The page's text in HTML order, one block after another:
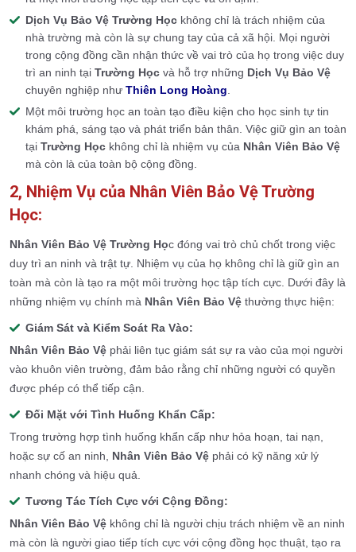
Dịch Vụ Bảo Vệ Trường Học không chỉ là trách nhiệm của
nhà trường mà còn là sự chung tay của cả xã hội. Mọi người
trong cộng đồng cần nhận thức về vai trò của họ trong việc duy
trì an ninh tại Trường Học và hỗ trợ những Dịch Vụ Bảo Vệ
chuyên nghiệp như Thiên Long Hoàng.
Một môi trường học an toàn tạo điều kiện cho học sinh tự tin
khám phá, sáng tạo và phát triển bản thân. Việc giữ gìn an toàn
tại Trường Học không chỉ là nhiệm vụ của Nhân Viên Bảo Vệ
mà còn là của toàn bộ cộng đồng.
2, Nhiệm Vụ của Nhân Viên Bảo Vệ Trường
Học:
Nhân Viên Bảo Vệ Trường Học đóng vai trò chủ chốt trong việc
duy trì an ninh và trật tự. Nhiệm vụ của họ không chỉ là giữ gìn an
toàn mà còn là tạo ra một môi trường học tập tích cực. Dưới đây là
những nhiệm vụ chính mà Nhân Viên Bảo Vệ thường thực hiện:
Giám Sát và Kiểm Soát Ra Vào:
Nhân Viên Bảo Vệ phải liên tục giám sát sự ra vào của mọi người
vào khuôn viên trường, đảm bảo rằng chỉ những người có quyền
được phép có thể tiếp cận.
Đối Mặt với Tình Huống Khẩn Cấp:
Trong trường hợp tình huống khẩn cấp như hỏa hoạn, tai nạn,
hoặc sự cố an ninh, Nhân Viên Bảo Vệ phải có kỹ năng xử lý
nhanh chóng và hiệu quả.
Tương Tác Tích Cực với Cộng Đồng:
Nhân Viên Bảo Vệ không chỉ là người chịu trách nhiệm về an ninh
mà còn là người giao tiếp tích cực với cộng đồng học thuật, tạo ra